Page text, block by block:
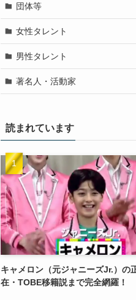
団体等
女性タレント
男性タレント
著名人・活動家
読まれています
キャメロン（元ジャニーズJr.）の
在・TOBE移籍説まで完全網羅！